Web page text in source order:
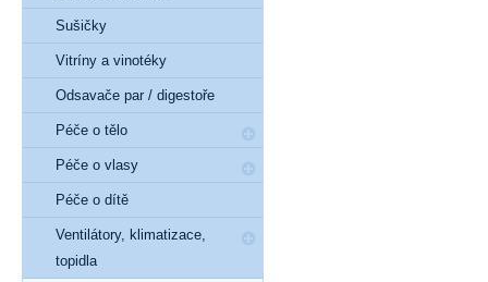
Sušičky
Vitríny a vinotéky
Odsavače par / digestoře
Péče o tělo
Péče o vlasy
Péče o dítě
Ventilátory, klimatizace,
topidla